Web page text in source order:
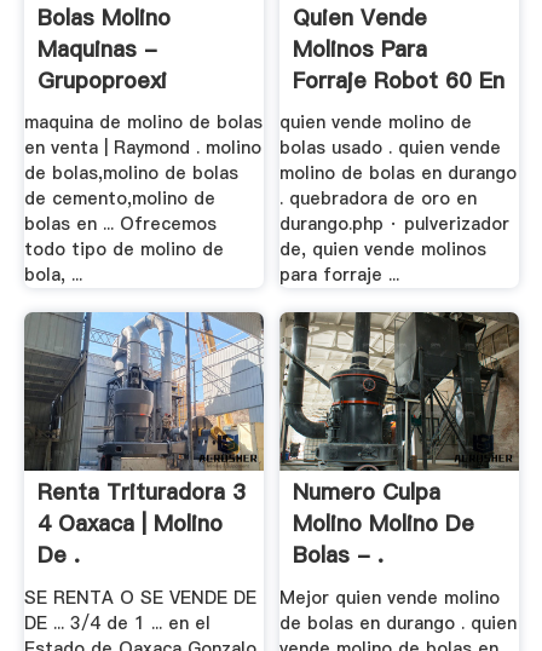
Bolas Molino
Maquinas -
Grupoproexi
maquina de molino de bolas
en venta | Raymond . molino
de bolas,molino de bolas
de cemento,molino de
bolas en ... Ofrecemos
todo tipo de molino de
bola, ...
Quien Vende
Molinos Para
Forraje Robot 60 En
.
quien vende molino de
bolas usado . quien vende
molino de bolas en durango
. quebradora de oro en
durango.php · pulverizador
de, quien vende molinos
para forraje ...
Renta Trituradora 3
4 Oaxaca | Molino
De .
SE RENTA O SE VENDE DE
DE ... 3/4 de 1 ... en el
Numero Culpa
Molino Molino De
Bolas - .
Mejor quien vende molino
de bolas en durango . quien